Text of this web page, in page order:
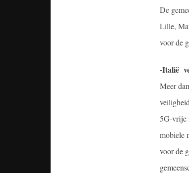
De
Lille,
voor de
-Italië
Meer
5G-vrije
mobiele
voor de